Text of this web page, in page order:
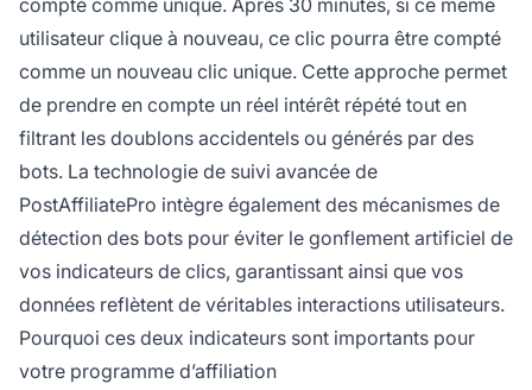
utilisateur clique à nouveau, ce clic pourra être compté
comme un nouveau clic unique. Cette approche permet
de prendre en compte un réel intérêt répété tout en
filtrant les doublons accidentels ou générés par des
bots. La technologie de suivi avancée de
PostAffiliatePro intègre également des mécanismes de
détection des bots pour éviter le gonflement artificiel de
vos indicateurs de clics, garantissant ainsi que vos
données reflètent de véritables interactions utilisateurs.
Pourquoi ces deux indicateurs sont importants pour
votre programme d’affiliation